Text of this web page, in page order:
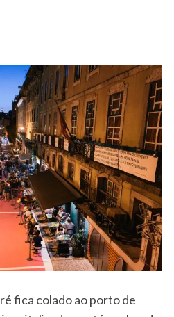
fica colado ao porto de